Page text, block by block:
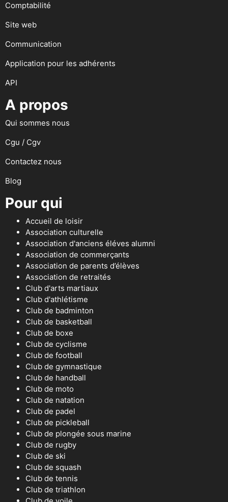
Comptabilité
Site web
Communication
Application pour les adhérents
API
A propos
Qui sommes nous
Cgu / Cgv
Contactez nous
Blog
Pour qui
Accueil de loisir
Association culturelle
Association d'anciens éléves alumni
Association de commerçants
Association de parents d’élèves
Association de retraités
Club d'arts martiaux
Club d'athlétisme
Club de badminton
Club de basketball
Club de boxe
Club de cyclisme
Club de football
Club de gymnastique
Club de handball
Club de moto
Club de natation
Club de padel
Club de pickleball
Club de plongée sous marine
Club de rugby
Club de ski
Club de squash
Club de tennis
Club de triathlon